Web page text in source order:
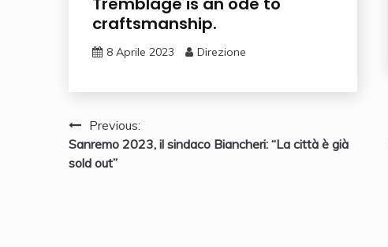
craftsmanship.
8 Aprile 2023 Direzione
Navigazione
articoli
Previous:
Sanremo 2023, il sindaco Biancheri: “La città è già
sold out”